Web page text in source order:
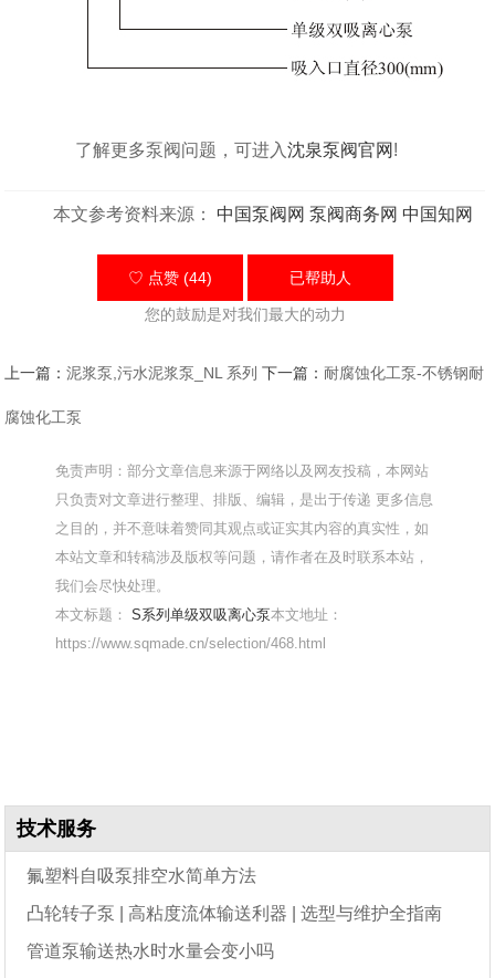
了解更多泵阀问题，可进入沈泉泵阀官网 !
本文参考资料来源： 中国泵阀网 泵阀商务网 中国知网
♡ 点赞 (44) 已帮助 人
您的鼓励是对我们最大的动力
上一篇：泥浆泵,污水泥浆泵_NL 系列 下一篇： 耐腐蚀化工泵-不锈钢耐
腐蚀化工泵
免责声明：部分文章信息来源于网络以及网友投稿，本网站
只负责对文章进行整理、排版、编辑，是出于传递 更多信息
之目的，并不意味着赞同其观点或证实其内容的真实性，如
本站文章和转稿涉及版权等问题，请作者在及时联系本站，
我们会尽快处理。
本文标题：S系列单级双吸离心泵本文地址：
https://www.sqmade.cn/selection/468.html
技术服务
氟塑料自吸泵排空水简单方法
凸轮转子泵 | 高粘度流体输送利器 | 选型与维护全指南
管道泵输送热水时水量会变小吗